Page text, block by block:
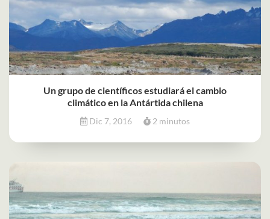
Un grupo de científicos estudiará el cambio
climático en la Antártida chilena
Dic 7, 2016 2 minutos